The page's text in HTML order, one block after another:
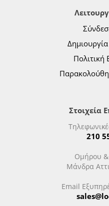
Στοιχεία
210
Ομήρου &
Μάνδρα
Email